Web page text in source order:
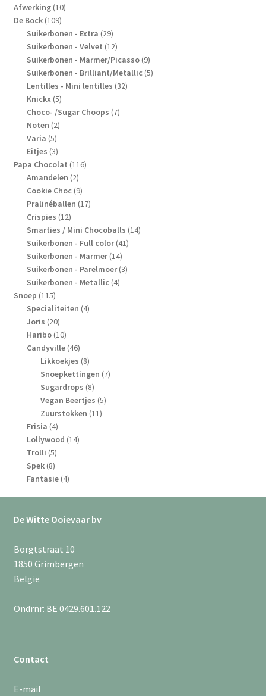
Afwerking 1010
De Bock 109109
producten
Suikerbonen - Extra 2929
producten
Suikerbonen - Velvet 1212
producten
Suikerbonen - Marmer/Picasso 99
producten
Suikerbonen - Brilliant/Metallic 55
Lentilles - Mini lentilles 3232
Knickx 55
producten
Choco- /Sugar Choops 77
Noten 22
Varia 55
producten
Eitjes 33
producten
Papa Chocolat 116116
Amandelen 22
producten
Cookie Choc 99
producten
Pralinéballen 1717
Crispies 1212
producten
Smarties / Mini Chocoballs 1414
Suikerbonen - Full color 4141
Suikerbonen - Marmer 1414
producten
Suikerbonen - Parelmoer 33
Suikerbonen - Metallic 44
Snoep 115115
producten
Specialiteiten 44
Joris 2020
producten
Haribo 1010
producten
Candyville 4646
producten
Likkoekjes 88
producten
Snoepkettingen 77
Sugardrops 88
producten
Vegan Beertjes 55
Zuurstokken 1111
Frisia 44
producten
Lollywood 1414
Trolli 55
producten
Spek 88
producten
Fantasie 44
De Witte Ooievaar bv
Borgtstraat 10
1850 Grimbergen
België
Ondrnr: BE 0429.601.122
Contact
E-mail